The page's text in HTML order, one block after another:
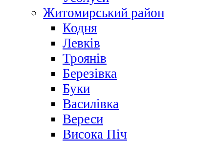
Житомирський район
Кодня
Левків
Троянів
Березівка
Буки
Василівка
Вереси
Висока Піч